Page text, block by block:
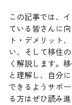
この記事では、
ている皆さんに
ト・デメリット
い、そして移住
く解説します。
と理解し、自分
できるようサポ
る方はぜひ読み